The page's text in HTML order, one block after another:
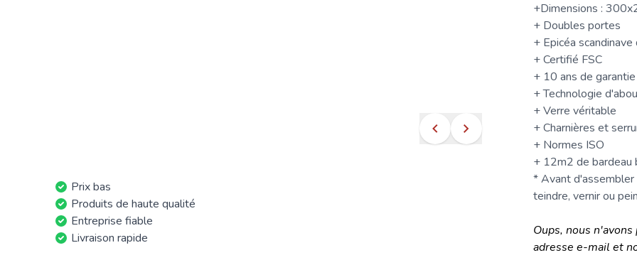
Prix bas
Produits de haute qualité
Entreprise fiable
Livraison rapide
+Dimensions :
+ Doubles portes
+ Epicéa
+ Certifié FSC
+ 10 ans de
+ Technologie
+ Verre véritable
+ Charnières et
+ Normes ISO
+ 12m2 de bardeau
* Avant d'assembler
teindre, vernir ou
Oups, nous
adresse e-mail et